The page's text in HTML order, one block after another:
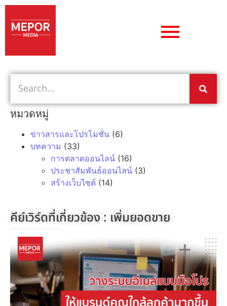
หมวดหมู่
ข่าวสารและโปรโมชั่น (6)
บทความ (33)
การตลาดออนไลน์ (16)
ประชาสัมพันธ์ออนไลน์ (3)
สร้างเว็บไซต์ (14)
คีย์เวิร์ดที่เกี่ยวข้อง : เพิ่มยอดขาย